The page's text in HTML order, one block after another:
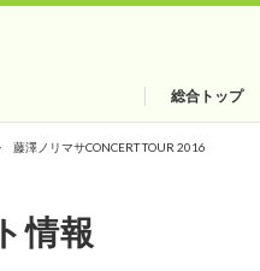
総合トップ
藤澤ノリマサCONCERT TOUR 2016
情報